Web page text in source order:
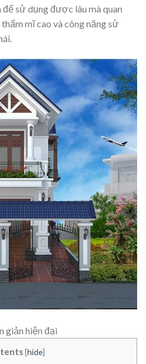
sử dụng được lâu mà quan
mĩ cao và công năng sử
giản hiện đại
[hide]